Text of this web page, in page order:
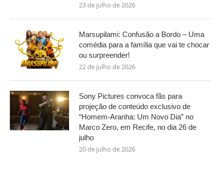
23 de julho de 2026
Marsupilami: Confusão a Bordo – Uma
comédia para a família que vai te chocar
ou surpreender!
22 de julho de 2026
Sony Pictures convoca fãs para
projeção de conteúdo exclusivo de
“Homem-Aranha: Um Novo Dia” no
Marco Zero, em Recife, no dia 26 de
julho
20 de julho de 2026